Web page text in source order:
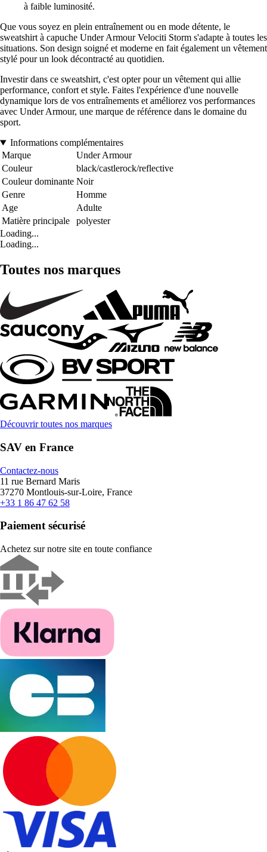
à faible luminosité.
Que vous soyez en plein entraînement ou en mode détente, le
sweatshirt à capuche Under Armour Velociti Storm s'adapte à toutes les
situations. Son design soigné et moderne en fait également un vêtement
stylé pour un look décontracté au quotidien.
Investir dans ce sweatshirt, c'est opter pour un vêtement qui allie
performance, confort et style. Faites l'expérience d'une nouvelle
dynamique lors de vos entraînements et améliorez vos performances
avec Under Armour, une marque de référence dans le domaine du
sport.
Informations complémentaires
Marque
Under Armour
Couleur
black/castlerock/reflective
Couleur dominante Noir
Genre
Homme
Age
Adulte
Matière principale
polyester
Loading...
Loading...
Toutes nos marques
Découvrir toutes nos marques
SAV en France
Contactez-nous
11 rue Bernard Maris
37270 Montlouis-sur-Loire, France
+33 1 86 47 62 58
Paiement sécurisé
Achetez sur notre site en toute confiance